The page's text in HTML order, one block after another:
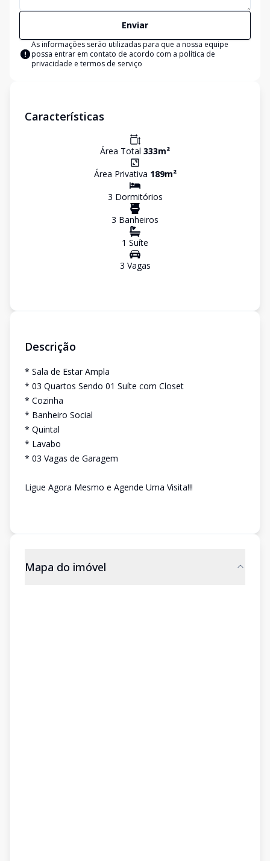
Enviar
As informações serão utilizadas para que a nossa equipe
possa entrar em contato de acordo com a política de
privacidade e termos de serviço
Características
Área Total 333m²
Área Privativa 189m²
3 Dormitórios
3 Banheiros
1 Suíte
3 Vagas
Descrição
* Sala de Estar Ampla
* 03 Quartos Sendo 01 Suíte com Closet
* Cozinha
* Banheiro Social
* Quintal
* Lavabo
* 03 Vagas de Garagem
Ligue Agora Mesmo e Agende Uma Visita!!!
Mapa do imóvel